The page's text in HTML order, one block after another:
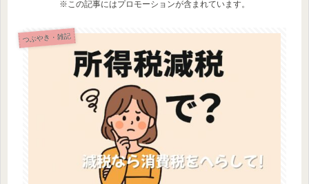
※この記事にはプロモーションが含まれています。
つぶやき・雑記